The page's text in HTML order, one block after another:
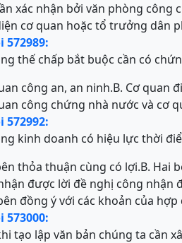
xác nhận bởi văn phòng công
cơ quan hoặc tổ trưởng dân
572989:
thế chấp bắt buộc cần có
công an, an ninh.B. Cơ quan
công chứng nhà nước và cơ
572992:
kinh doanh có hiệu lực thời
thỏa thuận cùng có lợi.B. Hai
được lời đề nghị công
đồng ý với các khoản của hợp
573000:
tạo lập văn bản chúng ta cần